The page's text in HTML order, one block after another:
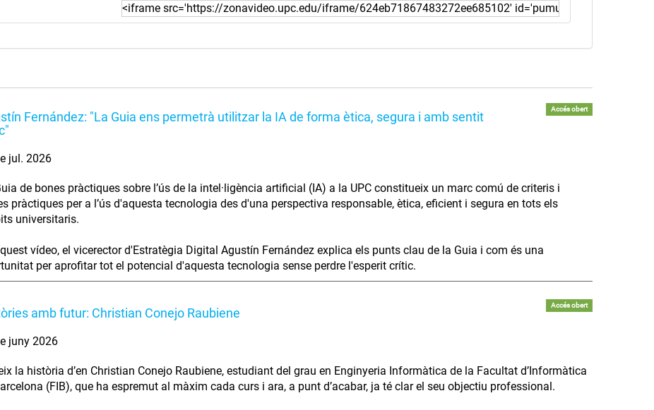
Fernández: "La Guia ens permetrà utilitzar la IA de forma ètica, segura i amb sentit
Accés obert
jul. 2026
de bones pràctiques sobre l’ús de la intel·ligència artificial (IA) a la UPC constitueix un marc comú de criteris i
pràctiques per a l’ús d'aquesta tecnologia des d'una perspectiva responsable, ètica, eficient i segura en tots els
universitaris.
vídeo, el vicerector d'Estratègia Digital Agustín Fernández explica els punts clau de la Guia i com és una
per aprofitar tot el potencial d'aquesta tecnologia sense perdre l'esperit crític.
amb futur: Christian Conejo Raubiene
Accés obert
juny 2026
la història d’en Christian Conejo Raubiene, estudiant del grau en Enginyeria Informàtica de la Facultat d’Informàtica
(FIB), que ha espremut al màxim cada curs i ara, a punt d’acabar, ja té clar el seu objectiu professional.